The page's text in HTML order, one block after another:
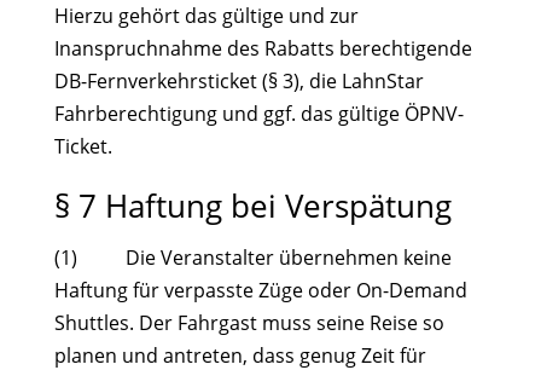
Hierzu gehört das gültige und zur
Inanspruchnahme des Rabatts berechtigende
DB-Fernverkehrsticket (§ 3), die LahnStar
Fahrberechtigung und ggf. das gültige ÖPNV-
Ticket.
§ 7 Haftung bei Verspätung
(1) Die Veranstalter übernehmen keine
Haftung für verpasste Züge oder On-Demand
Shuttles. Der Fahrgast muss seine Reise so
planen und antreten, dass genug Zeit für